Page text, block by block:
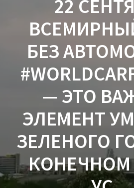
22
БЕЗ
— ЭТО
ЭЛЕМЕНТ
ЗЕЛЕНОГО
КОНЕЧНОМ